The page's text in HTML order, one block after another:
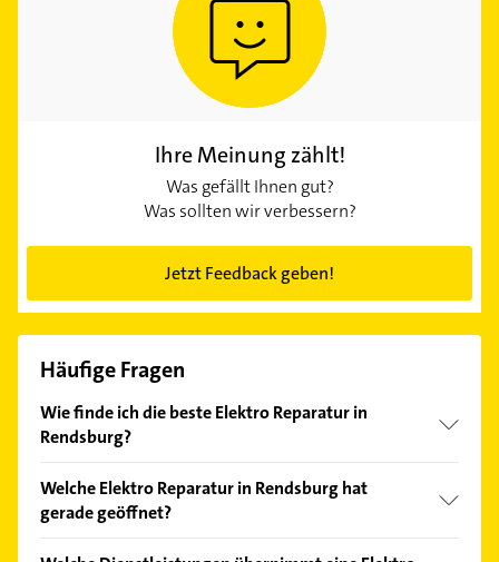
Ihre Meinung zählt!
Was gefällt Ihnen gut?
Was sollten wir verbessern?
Jetzt Feedback geben!
Häufige Fragen
Wie finde ich die beste Elektro Reparatur in
Rendsburg?
Kundenmeinungen und profitieren Sie von den
Empfehlungen. Die Suchergebnisse können Sie sich
Welche Elektro Reparatur in Rendsburg hat
gerade geöffnet?